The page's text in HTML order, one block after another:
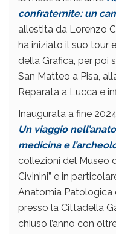
confraternite: un
allestita da Lorenzo
ha iniziato il suo tour
della Grafica, per poi
San Matteo a Pisa,
Reparata a Lucca e
Inaugurata a fine
Un viaggio
medicina e
collezioni del Museo
Civinini” e in
Anatomia Patologica
presso la Cittadella
chiuso l’anno con